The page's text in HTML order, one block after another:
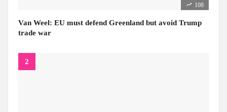
108
Van Weel: EU must defend Greenland but avoid Trump
trade war